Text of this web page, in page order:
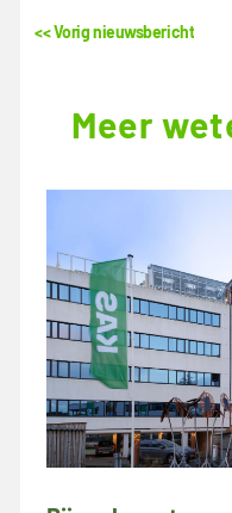
<< Vorig nieuwsbericht
Meer